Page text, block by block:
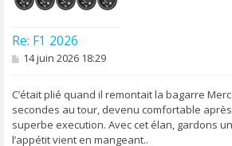
Re: F1 2026
M
s
a
g
e
14 juin 2026 18:29
C’était plié quand il remontait la bagarre
secondes au tour, devenu comfortable après
superbe execution. Avec cet élan, gardons
l’appétit vient en mangeant..